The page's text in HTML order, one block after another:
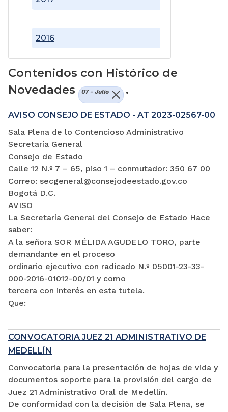
2016
Contenidos con Histórico de
Novedades
07 - Julio .
AVISO CONSEJO DE ESTADO - AT 2023-02567-00
Sala Plena de lo Contencioso Administrativo
Secretaría General
Consejo de Estado
Calle 12 N.º 7 – 65, piso 1 – conmutador: 350 67 00
Correo: secgeneral@consejodeestado.gov.co
Bogotá D.C.
AVISO
La Secretaría General del Consejo de Estado Hace
saber:
A la señora SOR MÉLIDA AGUDELO TORO, parte
demandante en el proceso
ordinario ejecutivo con radicado N.º 05001-23-33-
000-2016-01012-00/01 y como
tercera con interés en esta tutela.
Que:
CONVOCATORIA JUEZ 21 ADMINISTRATIVO DE
MEDELLÍN
Convocatoria para la presentación de hojas de vida y
documentos soporte para la provisión del cargo de
Juez 21 Administrativo Oral de Medellín.
De conformidad con la decisión de Sala Plena, se